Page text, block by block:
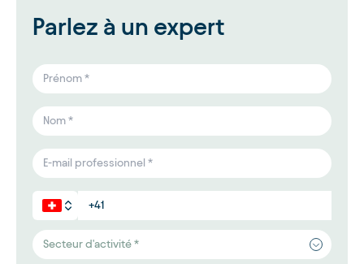
Parlez à un expert
Secteur d'activité *